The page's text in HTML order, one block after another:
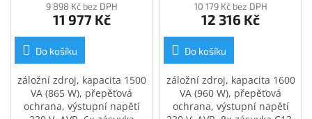
9 898 Kč bez DPH
11 977 Kč
Do košíku
záložní zdroj, kapacita 1500
VA (865 W), přepěťová
ochrana, výstupní napětí
10 179 Kč bez DPH
12 316 Kč
Do košíku
záložní zdroj, kapacita 1600
VA (960 W), přepěťová
ochrana, výstupní napětí